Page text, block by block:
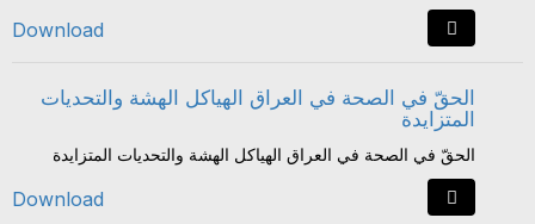
Download
الحقّ في الصحة في العراق الهياكل الهشة والتحديات
المتزايدة
الحقّ في الصحة في العراق الهياكل الهشة والتحديات المتزايدة
Download